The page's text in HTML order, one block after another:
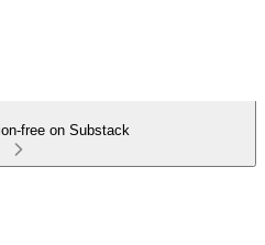
free on Substack